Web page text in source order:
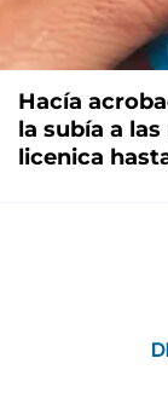
Hacía
la subía a
licenica